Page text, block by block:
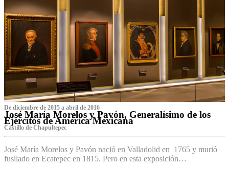
De diciembre de 2015 a abril de 2016
José María Morelos y Pavón, Generalísimo de los
Ejércitos de América Mexicana
C‌astillo de Chapultepec
José María Morelos y Pavón nació en Valladolid en 1765 y murió
fusilado en Ecatepec en 1815. Pero en esta exposición…